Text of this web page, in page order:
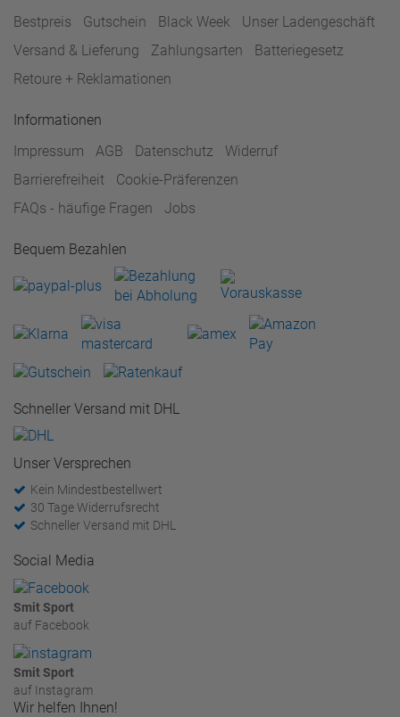
Bestpreis
Gutschein Black Week
Unser Ladengeschäft
Versand & Lieferung
Zahlungsarten
Batteriegesetz
Retoure + Reklamationen
Informationen
Impressum
AGB Datenschutz
Widerruf
Barrierefreiheit
Cookie-Präferenzen
FAQs - häufige Fragen
Jobs
Bequem Bezahlen
Schneller Versand mit DHL
Unser Versprechen
Kein Mindestbestellwert
30 Tage Widerrufsrecht
Schneller Versand mit DHL
Social Media
Smit Sport
auf Facebook
Smit Sport
auf Instagram
Wir helfen Ihnen!